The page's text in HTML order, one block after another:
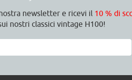
newsletter e ricevi il 10 % di
nostri classici vintage H100!